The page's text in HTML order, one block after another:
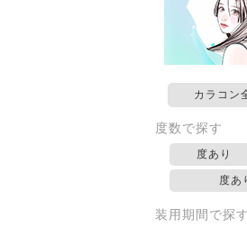
カラコン
度数で探す
度あり
度あ
装用期間で探す